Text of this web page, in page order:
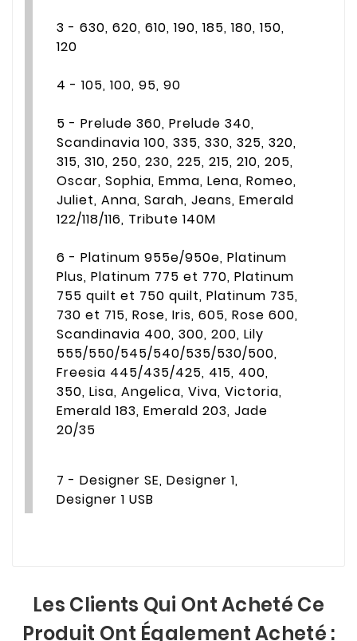
3 - 630, 620, 610, 190, 185, 180, 150,
120
4 - 105, 100, 95, 90
5 - Prelude 360, Prelude 340,
Scandinavia 100, 335, 330, 325, 320,
315, 310, 250, 230, 225, 215, 210, 205,
Oscar, Sophia, Emma, Lena, Romeo,
Juliet, Anna, Sarah, Jeans, Emerald
122/118/116, Tribute 140M
6 - Platinum 955e/950e, Platinum
Plus, Platinum 775 et 770, Platinum
755 quilt et 750 quilt, Platinum 735,
730 et 715, Rose, Iris, 605, Rose 600,
Scandinavia 400, 300, 200, Lily
555/550/545/540/535/530/500,
Freesia 445/435/425, 415, 400,
350, Lisa, Angelica, Viva, Victoria,
Emerald 183, Emerald 203, Jade
20/35
7 - Designer SE, Designer 1,
Designer 1 USB
Les Clients Qui Ont Acheté Ce
Produit Ont Également Acheté :